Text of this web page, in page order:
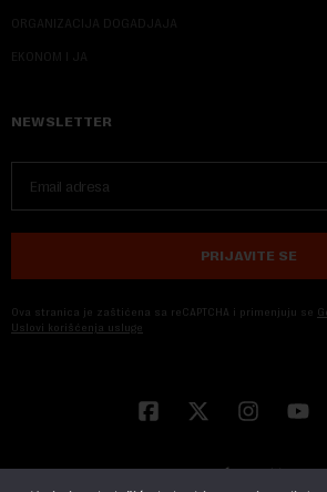
ORGANIZACIJA DOGADJAJA
EKONOM I JA
NEWSLETTER
PRIJAVITE SE
Ova stranica je zaštićena sa reCAPTCHA i primenjuju se
Uslovi korišćenja usluge